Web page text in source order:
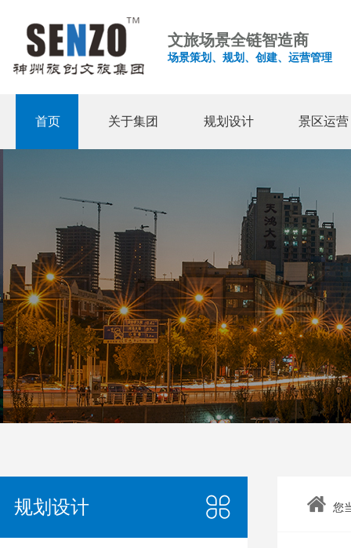
文旅场景全链智造商
场景策划、规划、创建、运营管理
首页 关于集团 规划设计 景区运营
规划设计 您